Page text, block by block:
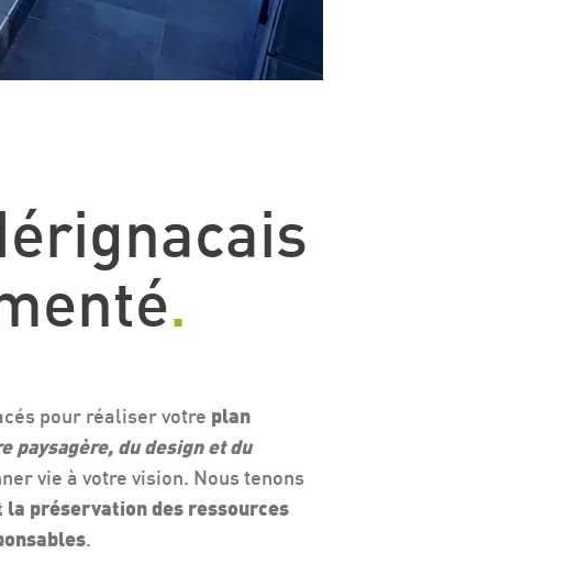
.
pour réaliser votre plan
paysagère, du design et du
vie à votre vision. Nous tenons
préservation des ressources
.